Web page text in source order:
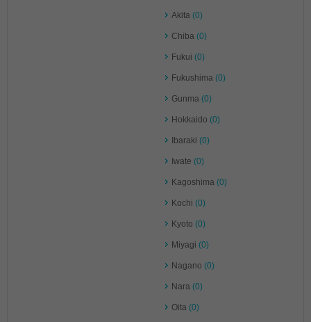
Akita (0)
Chiba (0)
Fukui (0)
Fukushima (0)
Gunma (0)
Hokkaido (0)
Ibaraki (0)
Iwate (0)
Kagoshima (0)
Kochi (0)
Kyoto (0)
Miyagi (0)
Nagano (0)
Nara (0)
Oita (0)